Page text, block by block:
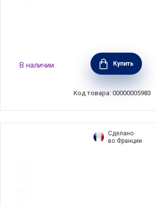
Рамекин №12, материал
13 см, цвет кремовый, Emile
021013
В наличии Купить
Код товара: 00000005983
Сделано
во Франции